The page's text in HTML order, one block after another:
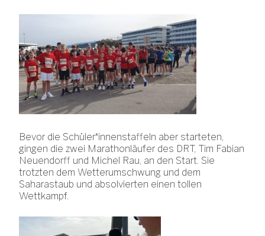
Bevor die Schüler*innenstaffeln aber starteten,
gingen die zwei Marathonläufer des DRT, Tim Fabian
Neuendorff und Michel Rau, an den Start. Sie
trotzten dem Wetterumschwung und dem
Saharastaub und absolvierten einen tollen
Wettkampf.